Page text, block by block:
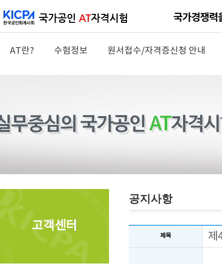
AT란? 수험정보 원서접수/자격증신청 안내
고객센터
공지사항
제목 제